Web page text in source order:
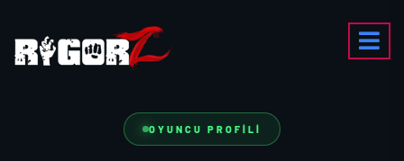
OYUNCU PROFILI